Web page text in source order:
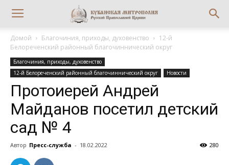
Домой Благочиния, приходы, духовенство
12-й
Белореченский районный благочиннический округ
Благочиния, приходы, духовенство
12-й Белореченский районный благочиннический округ
Новости
Протоиерей Андрей
Майданов посетил детский
сад № 4
Автор Пресс-служба - 18.02.2022 280